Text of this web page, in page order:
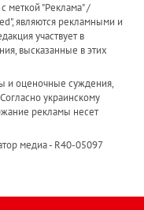
меткой "Реклама" /
являются рекламными и
участвует в
высказанные в этих
и оценочные суждения,
украинскому
рекламы несет
медиа - R40-05097